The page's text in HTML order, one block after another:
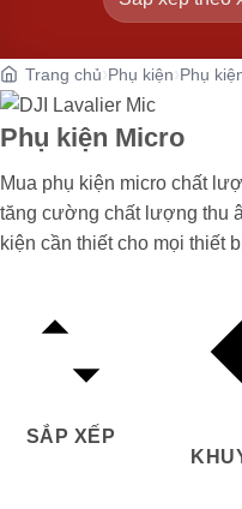
Trang chủ Phụ kiện Phụ
Phụ kiện Micro
Mua phụ kiện micro chất
tăng cường chất lượng thu
kiện cần thiết cho mọi thiết
SẮP XẾP